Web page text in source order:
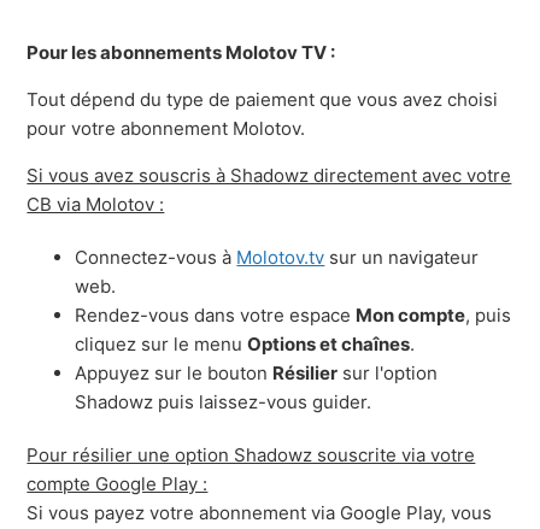
Pour les abonnements Molotov TV :
Tout dépend du type de paiement que vous avez choisi
pour votre abonnement Molotov.
Si vous avez souscris à Shadowz directement avec votre
CB via Molotov :
Connectez-vous à Molotov.tv sur un navigateur
web.
Rendez-vous dans votre espace Mon compte, puis
cliquez sur le menuOptions et chaînes.
Appuyez sur le bouton Résilier sur l'option
Shadowz puis laissez-vous guider.
Pour résilier une option Shadowz souscrite via votre
compte Google Play :
Si vous payez votre abonnement via Google Play, vous